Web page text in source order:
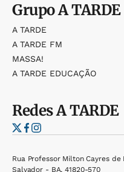
GrupoA TARDE
A TARDE
A TARDE FM
MASSA!
A TARDE EDUCAÇÃO
RedesA TARDE
Rua Professor Milton Cayres
Salvador - BA, 41820-570